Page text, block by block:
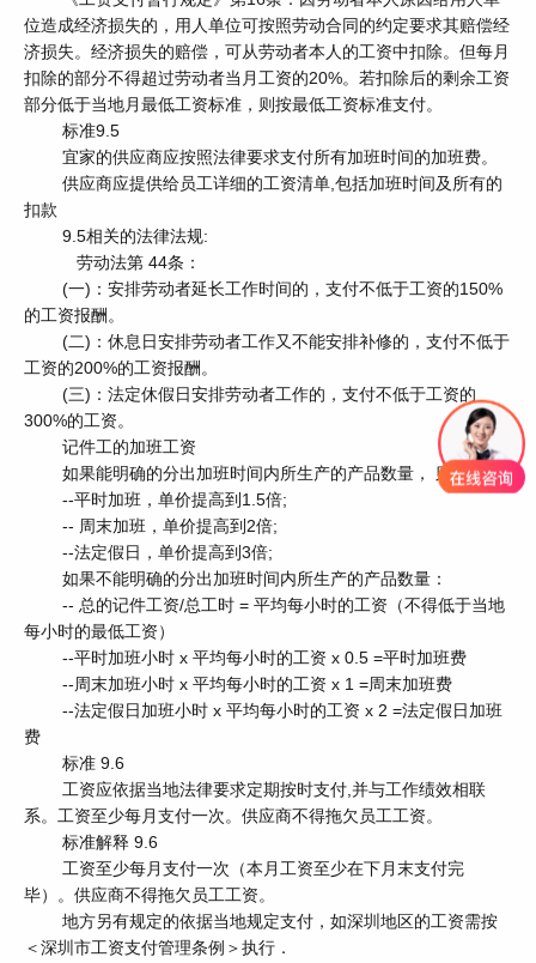
位造成经济损失的，用人单位可按照劳动合同的约定要求其赔偿经
济损失。经济损失的赔偿，可从劳动者本人的工资中扣除。但每月
扣除的部分不得超过劳动者当月工资的20%。若扣除后的剩余工资
部分低于当地月最低工资标准，则按最低工资标准支付。
标准9.5
宜家的供应商应按照法律要求支付所有加班时间的加班费。
供应商应提供给员工详细的工资清单,包括加班时间及所有的
扣款
9.5相关的法律法规:
劳动法第 44条：
(一)：安排劳动者延长工作时间的，支付不低于工资的150%
的工资报酬。
(二)：休息日安排劳动者工作又不能安排补修的，支付不低于
工资的200%的工资报酬。
(三)：法定休假日安排劳动者工作的，支付不低于工资的
300%的工资。
记件工的加班工资
如果能明确的分出加班时间内所生产的产品数量， 则：
--平时加班，单价提高到1.5倍;
-- 周末加班，单价提高到2倍;
--法定假日，单价提高到3倍;
如果不能明确的分出加班时间内所生产的产品数量：
-- 总的记件工资/总工时 = 平均每小时的工资（不得低于当地
每小时的最低工资）
--平时加班小时 x 平均每小时的工资 x 0.5 =平时加班费
--周末加班小时 x 平均每小时的工资 x 1 =周末加班费
--法定假日加班小时 x 平均每小时的工资 x 2 =法定假日加班
费
标准 9.6
工资应依据当地法律要求定期按时支付,并与工作绩效相联
系。工资至少每月支付一次。供应商不得拖欠员工工资。
标准解释 9.6
工资至少每月支付一次（本月工资至少在下月末支付完
毕）。供应商不得拖欠员工工资。
地方另有规定的依据当地规定支付，如深圳地区的工资需按
＜深圳市工资支付管理条例＞执行．